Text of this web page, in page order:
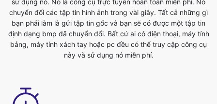
bảng, máy tính xách tay hoặc pc đều có thể truy cập công cụ
này và sử dụng nó miễn phí.
Thân thiện với người dùng